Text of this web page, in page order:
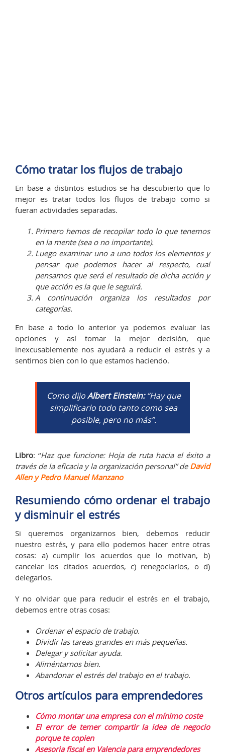
Cómo tratar los flujos de trabajo
En base a distintos estudios se ha descubierto que lo
mejor es tratar todos los flujos de trabajo como si
fueran actividades separadas.
Primero hemos de recopilar todo lo que tenemos
en la mente (sea o no importante).
Luego examinar uno a uno todos los elementos y
pensar que podemos hacer al respecto, cual
pensamos que será el resultado de dicha acción y
que acción es la que le seguirá.
A continuación organiza los resultados por
categorías.
En base a todo lo anterior ya podemos evaluar las
opciones y así tomar la mejor decisión, que
inexcusablemente nos ayudará a reducir el estrés y a
sentirnos bien con lo que estamos haciendo.
Como dijoAlbert Einstein:“Hay que
simplificarlo todo tanto como sea
posible, pero no más”.
Libro: “Haz que funcione: Hoja de ruta hacia el éxito a
través de la eficacia y la organización personal” deDavid
Allen y Pedro Manuel Manzano
Resumiendo cómo ordenar el trabajo
y disminuir el estrés
Si queremos organizarnos bien, debemos reducir
nuestro estrés, y para ello podemos hacer entre otras
cosas: a) cumplir los acuerdos que lo motivan, b)
cancelar los citados acuerdos, c) renegociarlos, o d)
delegarlos.
Y no olvidar que para reducir el estrés en el trabajo,
debemos entre otras cosas:
Ordenar el espacio de trabajo.
Dividir las tareas grandes en más pequeñas.
Delegar y solicitar ayuda.
Aliméntarnos bien.
Abandonar el estrés del trabajo en el trabajo.
Otros artículos para emprendedores
Cómo montar una empresa con el mínimo coste
El error de temer compartir la idea de negocio
porque te copien
Asesoria fiscal en Valencia para emprendedores